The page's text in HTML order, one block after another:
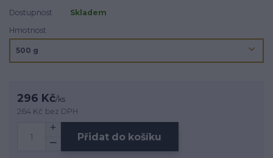
Dostupnost
Skladem
Hmotnost
296 Kč/ks
264 Kč bez DPH
Přidat do košíku